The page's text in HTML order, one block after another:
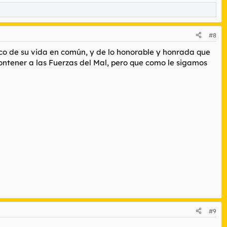
#8
de su vida en común, y de lo honorable y honrada que
a las Fuerzas del Mal, pero que como le sigamos
#9